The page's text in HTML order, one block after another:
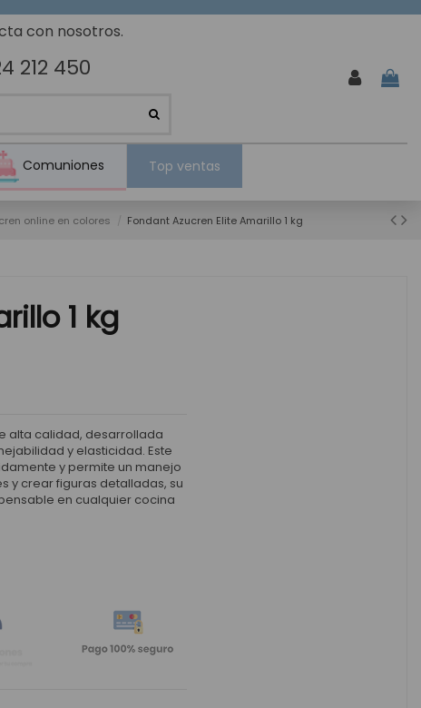
con nosotros.
212 450
Comuniones Top ventas
online en colores Fondant Azucren Elite Amarillo 1 kg
1 kg
alta calidad, desarrollada
y elasticidad. Este
y permite un manejo
y crear figuras detalladas, su
en cualquier cocina